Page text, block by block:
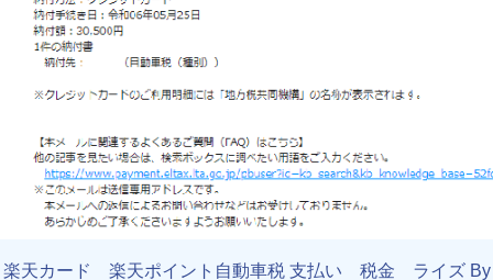
楽天カード 楽天ポイント自動車税 支払い 税金 ライズ By